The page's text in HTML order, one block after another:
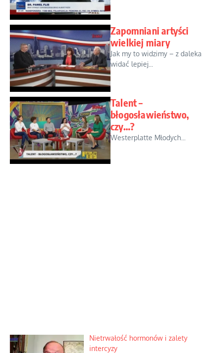
Zapomniani artyści
wielkiej miary
Jak my to widzimy – z daleka
widać lepiej...
Talent –
błogosławieństwo,
czy…?
Westerplatte Młodych...
Nietrwałość hormonów i zalety
intercyzy